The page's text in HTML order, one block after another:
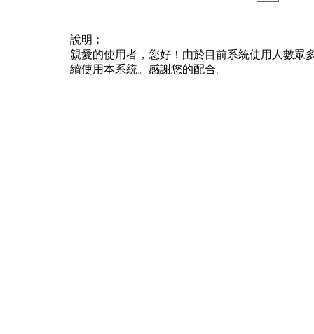
說明︰
親愛的使用者，您好！由於目前系統使用人數眾
續使用本系統。感謝您的配合。